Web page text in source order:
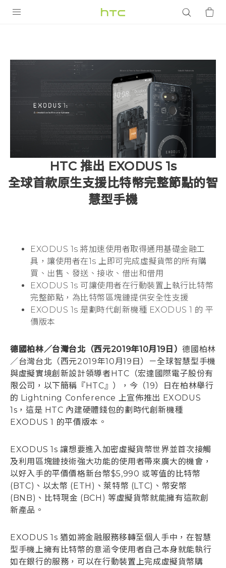
智慧型手機
配件
優惠專區
焦點訊息
銷售門市
登入
HTC 推出 EXODUS 1s
全球首款原生支援比特幣完整節點的智
慧型手機
EXODUS 1s 將加速使用者取得通用基礎金融工
具，讓使用者在1s 上即可完成虛擬貨幣的所有購
買、出售、發送、接收、借出和借用
EXODUS 1s 可讓使用者在行動裝置上執行比特幣
完整節點，為比特幣區塊鏈提供安全性支援
EXODUS 1s 是劃時代創新機種 EXODUS 1 的 平
價版本
德國柏林／台灣台北（西元2019年10月19日）德國柏林
／台灣台北（西元2019年10月19日）－全球智慧型手機
與虛擬實境創新設計領導者HTC（宏達國際電子股份有
限公司，以下簡稱『HTC』），今（19）日在柏林舉行
的 Lightning Conference 上宣佈推出 EXODUS
1s，這是 HTC 內建硬體錢包的劃時代創新機種
EXODUS 1 的平價版本。
EXODUS 1s 讓想要進入加密虛擬貨幣世界並首次接觸
及利用區塊鏈技術強大功能的使用者帶來廣大的機會，
以好入手的平價價格新台幣$5,990 或等值的比特幣
(BTC)、以太幣 (ETH)、萊特幣 (LTC)、幣安幣
(BNB)、比特現金 (BCH) 等虛擬貨幣就能擁有這款創
新產品。
EXODUS 1s 猶如將金融服務移轉至個人手中，在智慧
型手機上擁有比特幣的意涵令使用者自己本身就能執行
如在銀行的服務，可以在行動裝置上完成虛擬貨幣購